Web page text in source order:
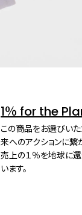
1％ for the
この商品をお選びい
来へのアクションに
売上の１％を地球に
います。